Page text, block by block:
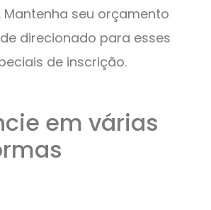
Mantenha seu orçamento
direcionado para esses
de inscrição.
em várias